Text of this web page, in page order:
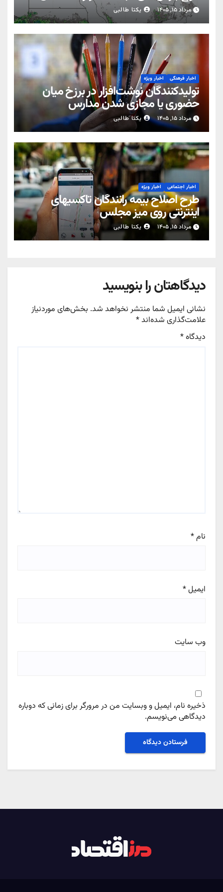
مرداد ۱۵, ۱۴۰۵ یکتا طالبی
اخبار فرهنگی اخبار ویژه
تولیدکنندگان نوشت‌افزار در برزخ میان
حضوری یا مجازی شدن مدارس
مرداد ۱۵, ۱۴۰۵ یکتا طالبی
اخبار اجتماعی اخبار ویژه
طرح اصلاح بیمه رانندگان تاکسیهای
اینترنتی روی میز مجلس
مرداد ۱۵, ۱۴۰۵ یکتا طالبی
دیدگاهتان را بنویسید
نشانی ایمیل شما منتشر نخواهد شد. بخش‌های موردنیاز
علامت‌گذاری شده‌اند*
دیدگاه*
نام*
ایمیل*
وب‌ سایت
ذخیره نام، ایمیل و وبسایت من در مرورگر برای زمانی که دوباره
دیدگاهی می‌نویسم.